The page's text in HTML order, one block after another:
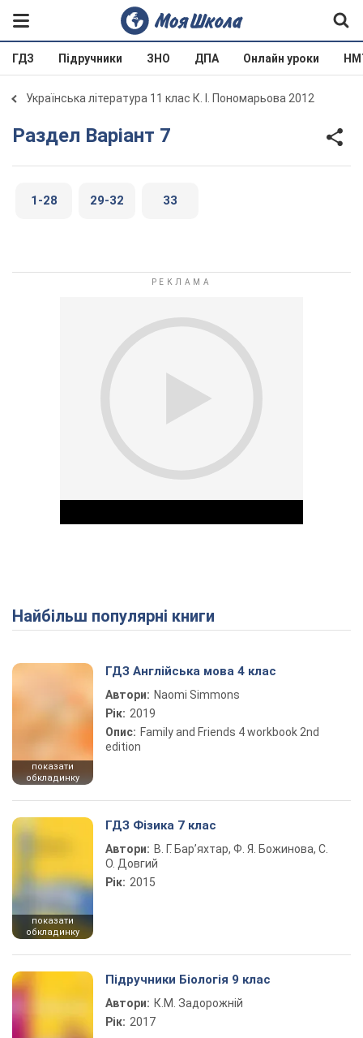
ГДЗ Підручники ЗНО ДПА Онлайн уроки
Українська література 11 клас К. І. Пономарьова 2012
Раздел Варіант 7
1-28 29-32 33
Play Video
Найбільш популярні книги
показати
обкладинку
ГДЗ Англійська мова 4 клас
Автори: Naomi Simmons
Рік: 2019
Опис: Family and Friends 4 workbook 2nd
edition
показати
обкладинку
ГДЗ Фізика 7 клас
Автори: В. Г. Бар’яхтар, Ф. Я. Божинова, С.
О. Довгий
Рік: 2015
Підручники Біологія 9 клас
Автори: К.М. Задорожній
Рік: 2017